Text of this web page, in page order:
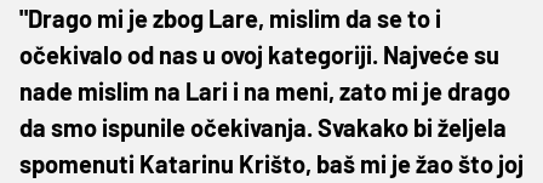
"Drago mi je zbog Lare, mislim da se to i
očekivalo od nas u ovoj kategoriji. Najveće su
nade mislim na Lari i na meni, zato mi je drago
da smo ispunile očekivanja. Svakako bi željela
spomenuti Katarinu Krišto, baš mi je žao što joj